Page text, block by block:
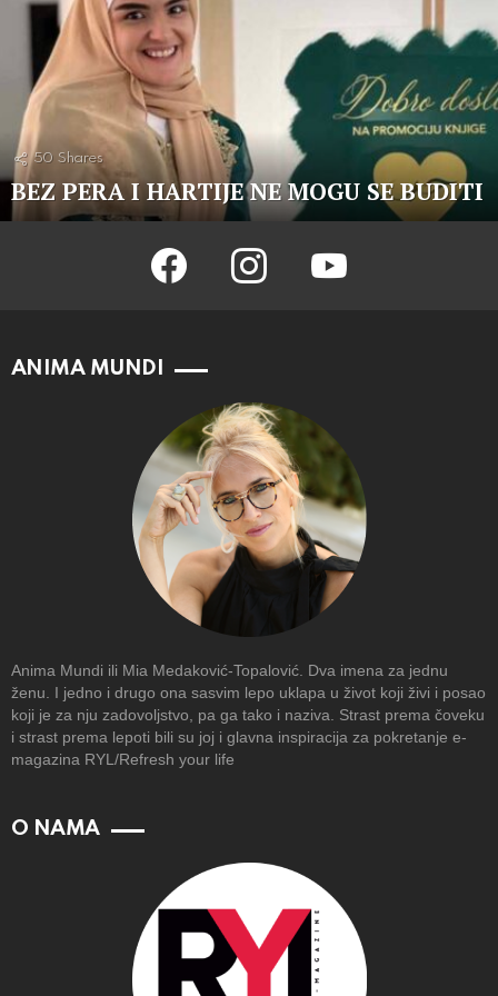
50 Shares
BEZ PERA I HARTIJE NE MOGU SE BUDITI
facebook instagram youtube
ANIMA MUNDI
Anima Mundi ili Mia Medaković-Topalović. Dva imena za jednu
ženu. I jedno i drugo ona sasvim lepo uklapa u život koji živi i posao
koji je za nju zadovoljstvo, pa ga tako i naziva. Strast prema čoveku
i strast prema lepoti bili su joj i glavna inspiracija za pokretanje e-
magazina RYL/Refresh your life
O NAMA